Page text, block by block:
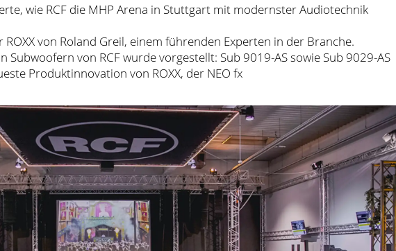
wie RCF die MHP Arena in Stuttgart mit modernster Audiotechnik
ROXX von Roland Greil, einem führenden Experten in der Branche.
Subwoofern von RCF wurde vorgestellt: Sub 9019-AS sowie Sub 9029-AS
Produktinnovation von ROXX, der NEO fx